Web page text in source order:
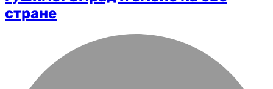
стране